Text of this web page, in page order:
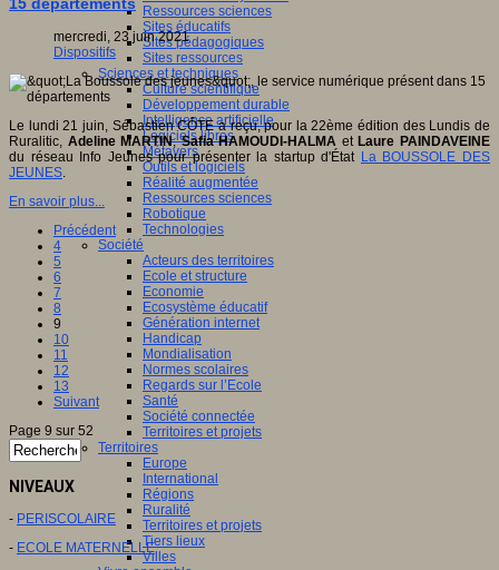
Ressources sciences
Sites éducatifs
Sites pédagogiques
Sites ressources
Sciences et techniques
Culture scientifique
Développement durable
Intelligence artificielle
Logiciels libres
Métavers
Outils et logiciels
Réalité augmentée
Ressources sciences
Robotique
Technologies
Société
Acteurs des territoires
Ecole et structure
Economie
Ecosystème éducatif
Génération internet
Handicap
Mondialisation
Normes scolaires
Regards sur l’Ecole
Santé
Société connectée
Territoires et projets
Territoires
Europe
International
Régions
Ruralité
Territoires et projets
Tiers lieux
Villes
15 départements
mercredi, 23 juin 2021
Dispositifs
Le lundi 21 juin, Sébastien CÔTE a reçu, pour la 22ème édition des Lundis de
Ruralitic, Adeline MARTIN,Safia HAMOUDI-HALMA etLaure PAINDAVEINE
du réseau Info Jeunes pour présenter la startup d'État La BOUSSOLE DES
JEUNES
En savoir plus...
Précédent
4
5
6
7
8
9
10
11
12
13
Suivant
Page 9 sur 52
NIVEAUX
- PERISCOLAIRE
- ECOLE MATERNELLE